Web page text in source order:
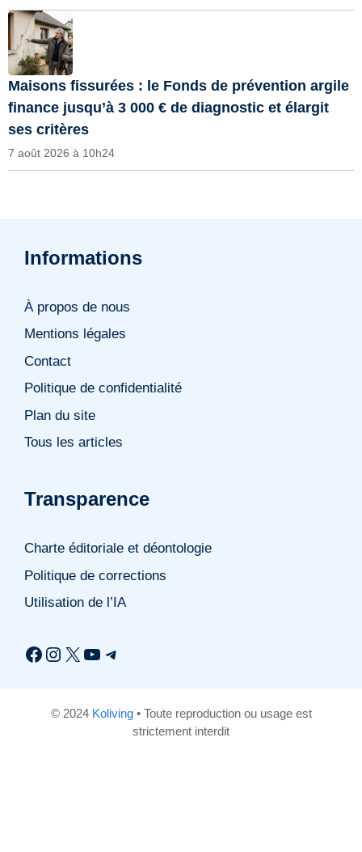
Maisons fissurées : le Fonds de prévention argile
finance jusqu’à 3 000 € de diagnostic et élargit
ses critères
7 août 2026 à 10h24
Informations
À propos de nous
Mentions légales
Contact
Politique de confidentialité
Plan du site
Tous les articles
Transparence
Charte éditoriale et déontologie
Politique de corrections
Utilisation de l’IA
Facebook
Instagram
X YouTube
Telegram
© 2024 Koliving• Toute reproduction ou usage est
strictement interdit